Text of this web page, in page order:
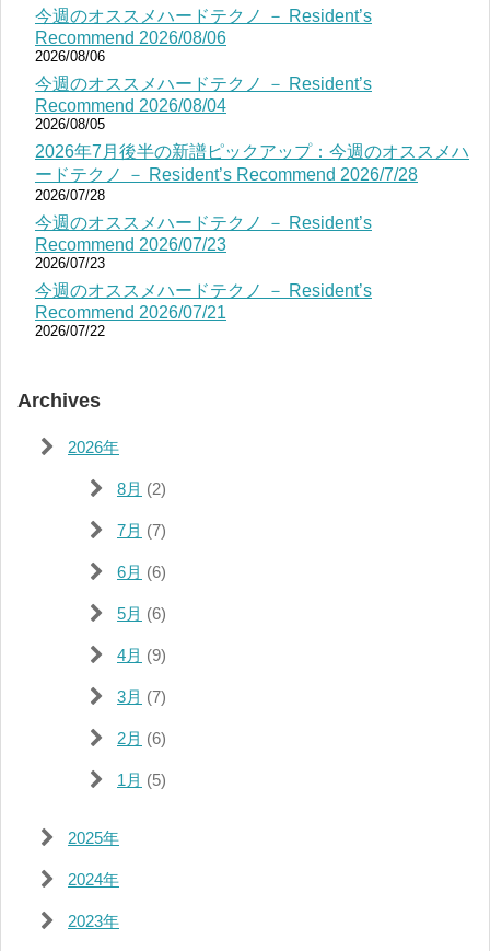
今週のオススメハードテクノ － Resident’s
Recommend 2026/08/06
2026/08/06
今週のオススメハードテクノ － Resident’s
Recommend 2026/08/04
2026/08/05
2026年7月後半の新譜ピックアップ：今週のオススメハ
ードテクノ － Resident’s Recommend 2026/7/28
2026/07/28
今週のオススメハードテクノ － Resident’s
Recommend 2026/07/23
2026/07/23
今週のオススメハードテクノ － Resident’s
Recommend 2026/07/21
2026/07/22
Archives
2026年
8月 (2)
7月 (7)
6月 (6)
5月 (6)
4月 (9)
3月 (7)
2月 (6)
1月 (5)
2025年
2024年
2023年